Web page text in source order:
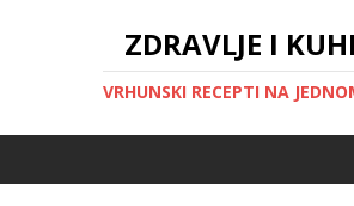
ZDRAVLJE I
VRHUNSKI RECEPTI NA